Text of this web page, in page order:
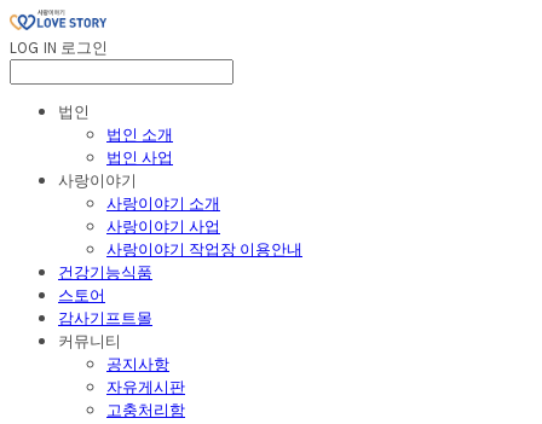
LOG IN 로그인
법인
법인 소개
법인 사업
사랑이야기
사랑이야기 소개
사랑이야기 사업
사랑이야기 작업장 이용안내
건강기능식품
스토어
감사기프트몰
커뮤니티
공지사항
자유게시판
고충처리함